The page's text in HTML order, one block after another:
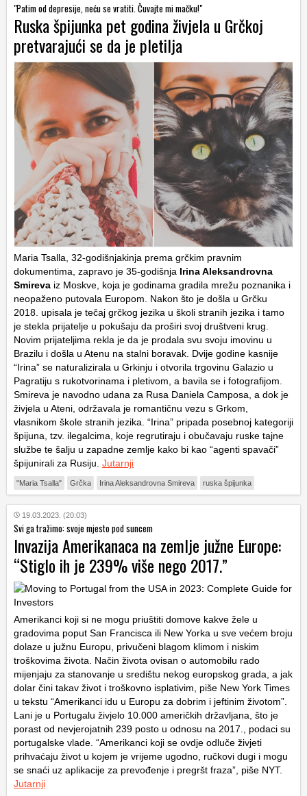
"Patim od depresije, neću se vratiti. Čuvajte mi mačku!"
Ruska špijunka pet godina živjela u Grčkoj
pretvarajući se da je pletilja
Maria Tsalla, 32-godišnjakinja prema grčkim pravnim
dokumentima, zapravo je 35-godišnja Irina Aleksandrovna
Smireva iz Moskve, koja je godinama gradila mrežu poznanika i
neopaženo putovala Europom. Nakon što je došla u Grčku
2018. upisala je tečaj grčkog jezika u školi stranih jezika i tamo
je stekla prijatelje u pokušaju da proširi svoj društveni krug.
Novim prijateljima rekla je da je prodala svu svoju imovinu u
Brazilu i došla u Atenu na stalni boravak. Dvije godine kasnije
“Irina” se naturalizirala u Grkinju i otvorila trgovinu Galazio u
Pagratiju s rukotvorinama i pletivom, a bavila se i fotografijom.
Smireva je navodno udana za Rusa Daniela Camposa, a dok je
živjela u Ateni, održavala je romantičnu vezu s Grkom,
vlasnikom škole stranih jezika. “Irina” pripada posebnoj kategoriji
špijuna, tzv. ilegalcima, koje regrutiraju i obučavaju ruske tajne
službe te šalju u zapadne zemlje kako bi kao “agenti spavači”
špijunirali za Rusiju. Jutarnji
"Maria Tsalla" Grčka Irina Aleksandrovna Smireva ruska špijunka
19.03.2023. (20:03)
Svi ga tražimo: svoje mjesto pod suncem
Invazija Amerikanaca na zemlje južne Europe:
“Stiglo ih je 239% više nego 2017.”
Amerikanci koji si ne mogu priuštiti domove kakve žele u
gradovima poput San Francisca ili New Yorka u sve većem broju
dolaze u južnu Europu, privučeni blagom klimom i niskim
troškovima života. Način života ovisan o automobilu rado
mijenjaju za stanovanje u središtu nekog europskog grada, a jak
dolar čini takav život i troškovno isplativim, piše New York Times
u tekstu “Amerikanci idu u Europu za dobrim i jeftinim životom”.
Lani je u Portugalu živjelo 10.000 američkih državljana, što je
porast od nevjerojatnih 239 posto u odnosu na 2017., podaci su
portugalske vlade. “Amerikanci koji se ovdje odluče živjeti
prihvaćaju život u kojem je vrijeme ugodno, ručkovi dugi i mogu
se snaći uz aplikacije za prevođenje i pregršt fraza”, piše NYT.
Jutarnji